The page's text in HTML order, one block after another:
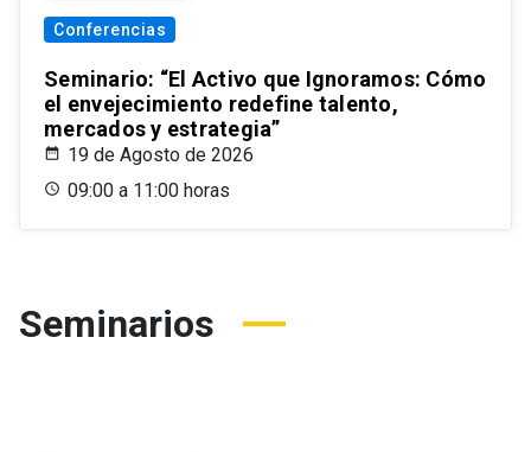
Conferencias
Seminario: “El Activo que Ignoramos: Cómo
el envejecimiento redefine talento,
mercados y estrategia”
19 de Agosto de 2026
09:00 a 11:00 horas
Seminarios